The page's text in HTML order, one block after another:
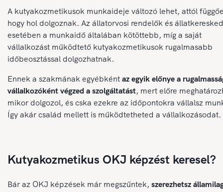
A kutyakozmetikusok munkaideje változó lehet, attól
hogy hol dolgoznak. Az állatorvosi rendelők és
esetében a munkaidő általában kötöttebb, míg a saját
vállalkozást működtető kutyakozmetikusok rugalmasabb
időbeosztással dolgozhatnak.
Ennek a szakmának egyébkéntaz egyik előnye a
vállalkozóként végzed a szolgáltatást, mert előre
mikor dolgozol, és cska ezekre az időpontokra vállalsz
Így akár család mellett is működtetheted a vállalkozásodat.
Kutyakozmetikus OKJ képzést keresel?
Bár az OKJ képzések már megszűntek, szerezhetsz